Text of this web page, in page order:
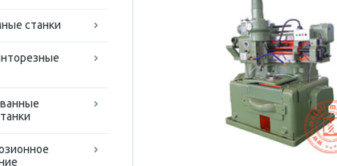
станки